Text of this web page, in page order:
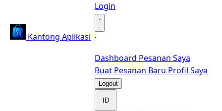
Kantong Aplikasi
Login
·
·
Dashboard Pesanan Saya
Buat Pesanan Baru Profil Saya
Logout
ID